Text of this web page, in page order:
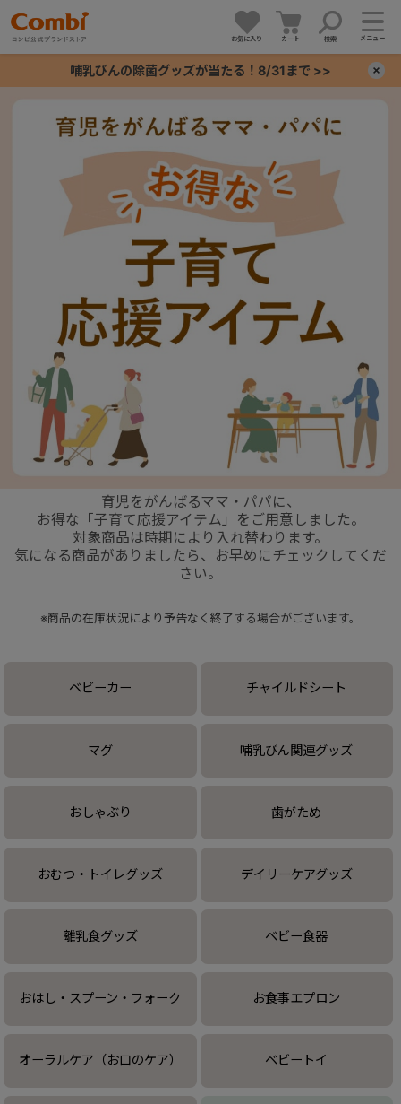
お気に入り カート 検索 メニュー
哺乳びんの除菌グッズが当たる！8/31まで >>
育児をがんばるママ・パパに、
お得な「子育て応援アイテム」をご用意しました。
対象商品は時期により入れ替わります。
気になる商品がありましたら、お早めにチェックしてくだ
さい。
※商品の在庫状況により予告なく終了する場合がございます。
ベビーカー チャイルドシート
マグ 哺乳びん関連グッズ
おしゃぶり 歯がため
おむつ・トイレグッズ デイリーケアグッズ
離乳食グッズ ベビー食器
おはし・スプーン・フォーク お食事エプロン
オーラルケア（お口のケア） ベビートイ